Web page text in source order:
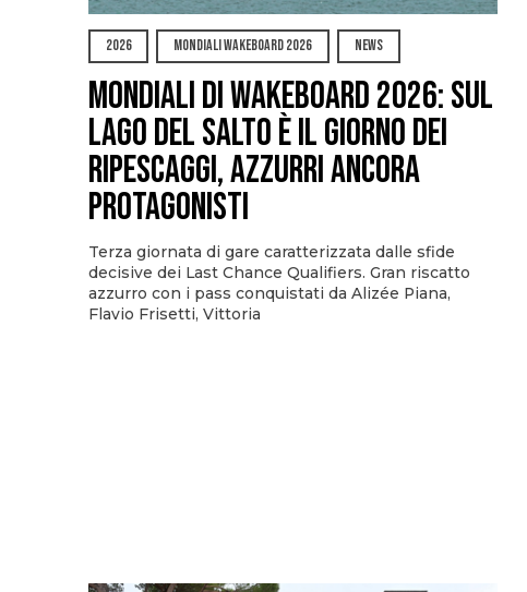
2026 MONDIALI WAKEBOARD 2026 NEWS
Mondiali di Wakeboard 2026: sul
Lago del Salto è il giorno dei
ripescaggi, azzurri ancora
protagonisti
Terza giornata di gare caratterizzata dalle sfide
decisive dei Last Chance Qualifiers. Gran riscatto
azzurro con i pass conquistati da Alizée Piana,
Flavio Frisetti, Vittoria